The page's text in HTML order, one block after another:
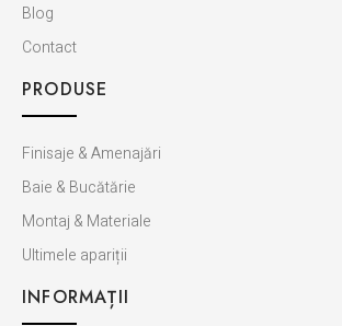
Blog
Contact
PRODUSE
Finisaje & Amenajări
Baie & Bucătărie
Montaj & Materiale
Ultimele apariții
INFORMAȚII